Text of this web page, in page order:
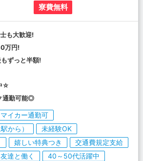
寮費無料
も大歓迎!
万円!
ずっと半額!
☆
通勤可能◎
マイカー通勤可
から）
未経験OK
嬉しい特典つき
交通費規定支給
友達と働く
40～50代活躍中